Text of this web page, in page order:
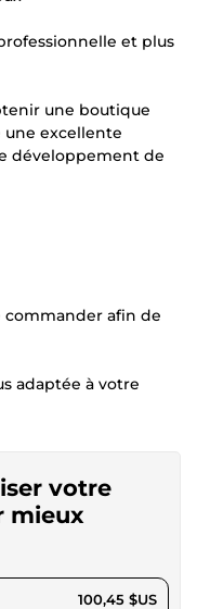
et plus
une boutique
une excellente
développement de
commander afin de
adaptée à votre
votre
mieux
100,45 $US